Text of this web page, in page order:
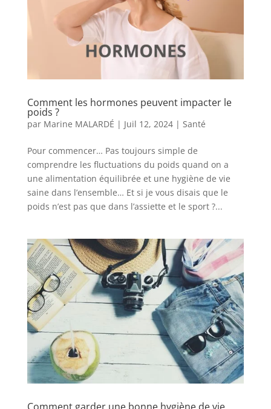
Comment les hormones peuvent impacter le
poids ?
par Marine MALARDÉ | Juil 12, 2024| Santé
Pour commencer… Pas toujours simple de
comprendre les fluctuations du poids quand on a
une alimentation équilibrée et une hygiène de vie
saine dans l’ensemble… Et si je vous disais que le
poids n’est pas que dans l’assiette et le sport ?...